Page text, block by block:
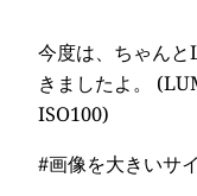
今度は、ちゃん
きましたよ。
ISO100)
#画像を大きいサ